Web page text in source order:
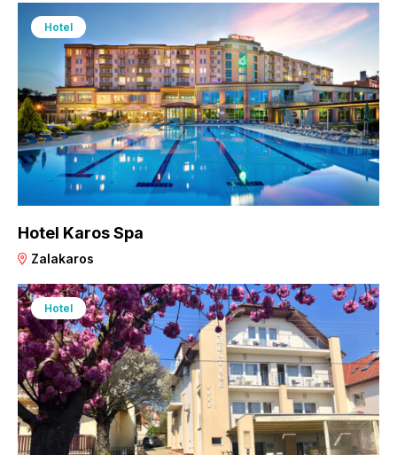
Hotel
Hotel Karos Spa
Zalakaros
Hotel